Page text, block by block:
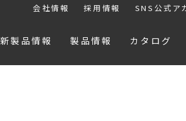
会社情報 採用情報 SNS公式ア
新製品情報 製品情報 カタログ